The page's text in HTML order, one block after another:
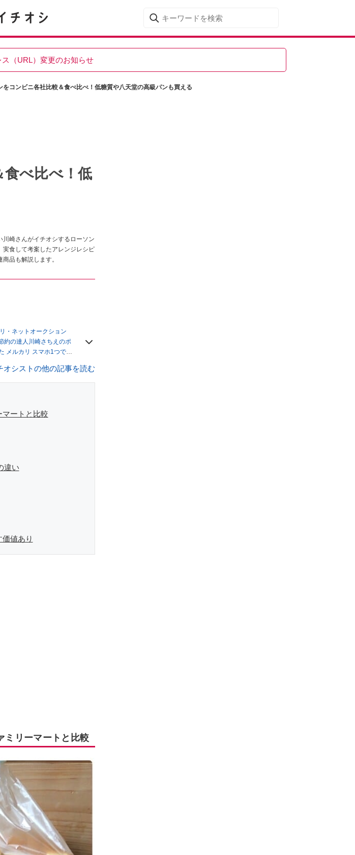
（URL）変更のお知らせ
をコンビニ各社比較＆食べ比べ！低糖質や八天堂の高級パンも買える
食べ比べ！低
崎さんがイチオシするローソン
食して考案したアレンジレシピ
品も解説します。
・ネットオークション
約の達人川崎さちえのポ
メルカリ スマホ1つでス
家にいながら、しかも空
として参加。その後、出
という考えを持つ。ま
考え、業者とは違う視
オシストの他の記事を読む
ートと比較
違い
値あり
ミリーマートと比較